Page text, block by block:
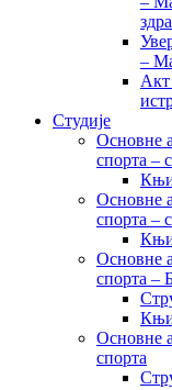
–
Акт
Студије
Основне
спорта –
Основне
спорта –
Основне
спорта –
Основне
спорта